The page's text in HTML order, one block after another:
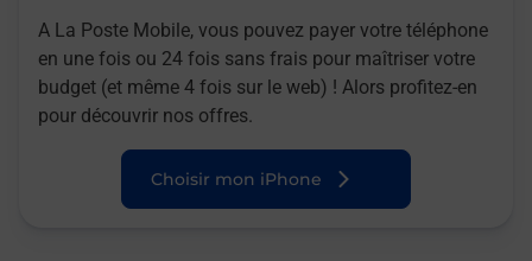
A La Poste Mobile, vous pouvez payer votre téléphone
en une fois ou 24 fois sans frais pour maîtriser votre
budget (et même 4 fois sur le web) ! Alors profitez-en
pour découvrir nos offres.
Choisir mon iPhone